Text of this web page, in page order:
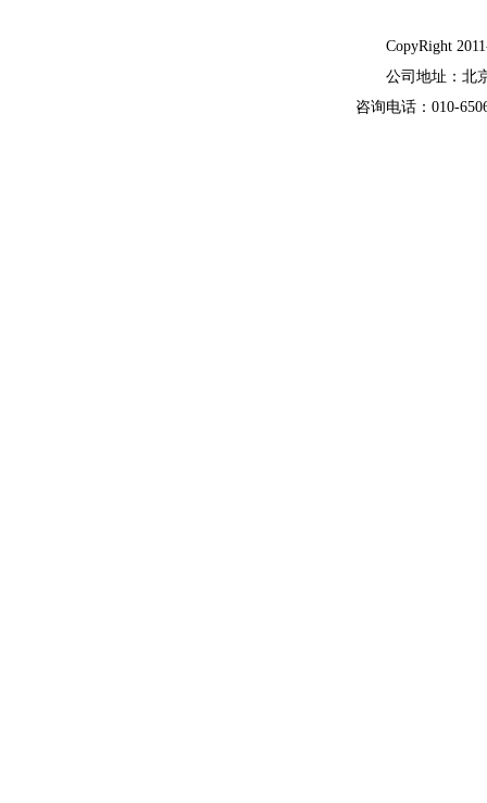
CopyRight
公司地址：北
咨询电话：010-